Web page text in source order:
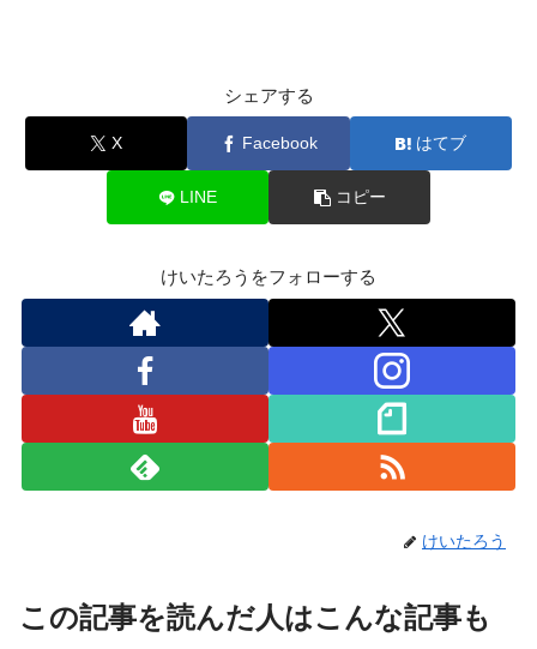
シェアする
X Facebook はてブ
LINE コピー
けいたろうをフォローする
けいたろう
この記事を読んだ人はこんな記事も